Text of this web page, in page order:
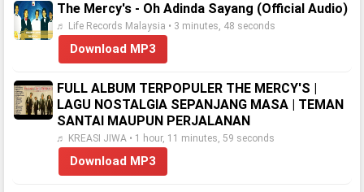
The Mercy's - Oh Adinda Sayang (Official Audio)
♬ Life Records Malaysia • 3 minutes, 48 seconds
Download MP3
FULL ALBUM TERPOPULER THE MERCY'S |
LAGU NOSTALGIA SEPANJANG MASA | TEMAN
SANTAI MAUPUN PERJALANAN
♬ KREASI JIWA • 1 hour, 11 minutes, 59 seconds
Download MP3